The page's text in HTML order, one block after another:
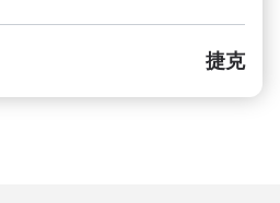
捷克